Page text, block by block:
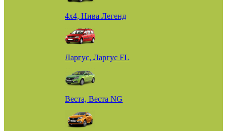
4х4, Нива Легенд
Ларгус, Ларгус FL
Веста, Веста NG